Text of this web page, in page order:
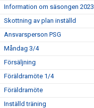
Information om säsongen 2023
Skottning av plan inställd
Ansvarsperson PSG
Måndag 3/4
Försäljning
Föräldramöte 1/4
Föräldramöte
Inställd träning